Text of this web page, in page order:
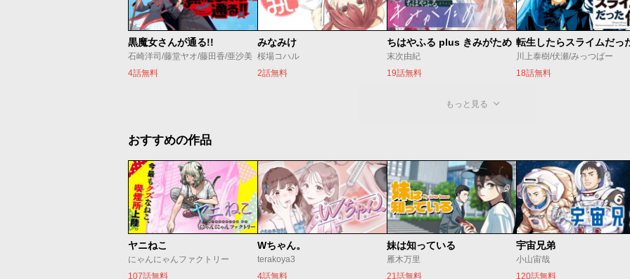
黒魔女さんが通る!!
石崎洋司/藤堂ヤオ/藤田香/亜沙美
4話無料
みなみけ
桜場コハル
2話無料
ちはやふる plus きみがため
末次由紀
19話無料
転生したらスライムだっ
川上泰樹/伏瀬/みっつばー
18話無料
もっと見る
おすすめの作品
ヤニねこ
にゃんにゃんファクトリー
107話無料
Wちゃん。
terakoya3
4話無料
妹は知っている
雁木万里
21話無料
宇宙兄弟
小山宙哉
120話無料